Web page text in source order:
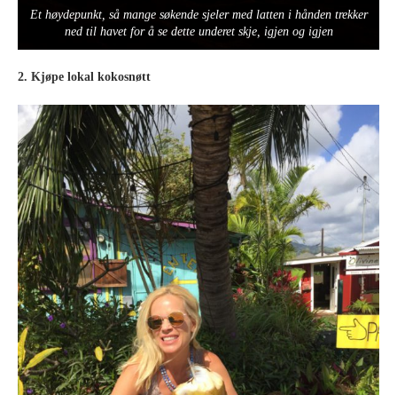
Et høydepunkt, så mange søkende sjeler med latten i hånden trekker
ned til havet for å se dette underet skje, igjen og igjen
2. Kjøpe lokal kokosnøtt